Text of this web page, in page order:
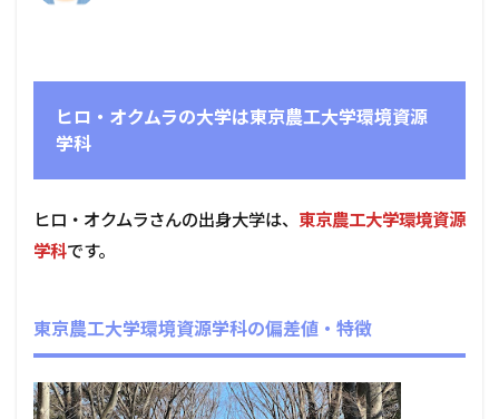
ヒロ・オクムラの大学は東京農工大学環境資源
学科
ヒロ・オクムラさんの出身大学は、 東京農工大学環境資源
学科です。
東京農工大学環境資源学科の偏差値・特徴